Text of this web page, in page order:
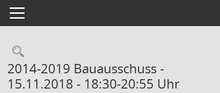
Toggle navigation
Rechercheauswahl
2014-2019 Bauausschuss -
15.11.2018 - 18:30-20:55 Uhr